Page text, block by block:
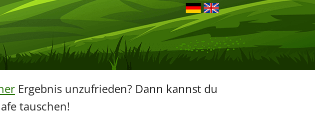
Ergebnis unzufrieden? Dann kannst du
tauschen!